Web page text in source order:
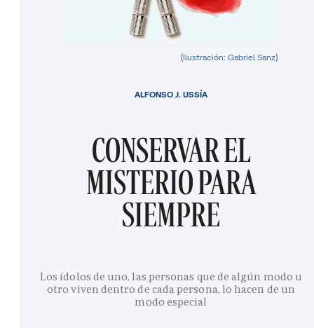
(Ilustración: Gabriel Sanz)
CONSERVAR EL
MISTERIO PARA
SIEMPRE
Los ídolos de uno, las personas que de algún modo u
otro viven dentro de cada persona, lo hacen de un
modo especial
ALFONSO J. USSÍA